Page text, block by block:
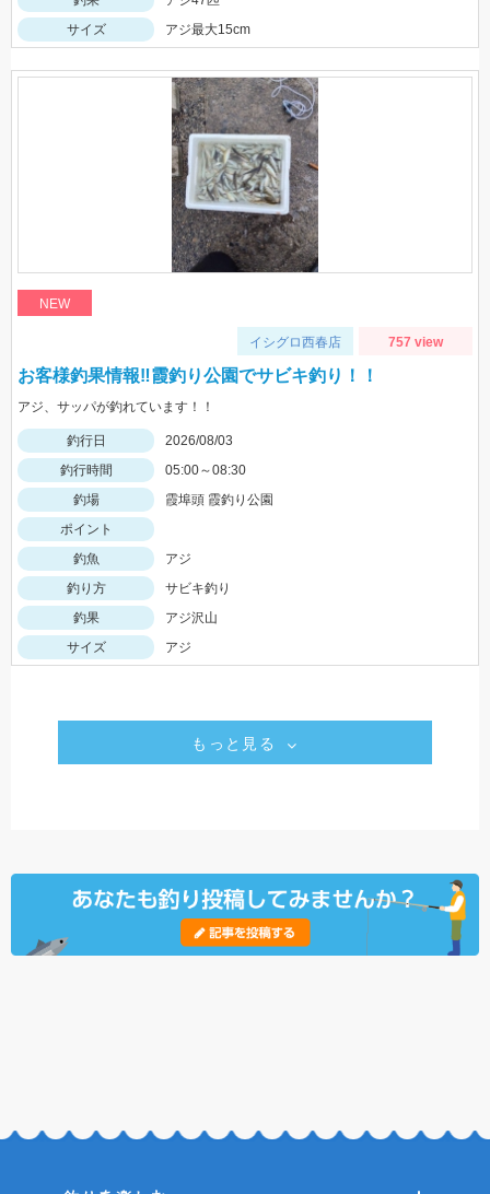
サイズ
アジ最大15cm
NEW
イシグロ西春店 757 view
お客様釣果情報‼霞釣り公園でサビキ釣り！！
アジ、サッパが釣れています！！
釣行日
2026/08/03
釣行時間
05:00～08:30
釣場
霞埠頭 霞釣り公園
ポイント
釣魚
アジ
釣り方
サビキ釣り
釣果
アジ沢山
サイズ
アジ
もっと見る